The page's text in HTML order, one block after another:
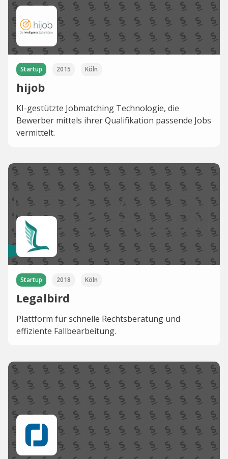
Startup 2015 Köln
hijob
KI-gestützte Jobmatching Technologie, die
Bewerber mittels ihrer Qualifikation passende Jobs
vermittelt.
Startup 2018 Köln
Legalbird
Plattform für schnelle Rechtsberatung und
effiziente Fallbearbeitung.